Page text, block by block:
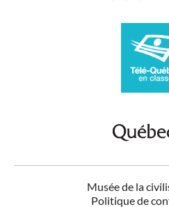
Musée de la
Politique de